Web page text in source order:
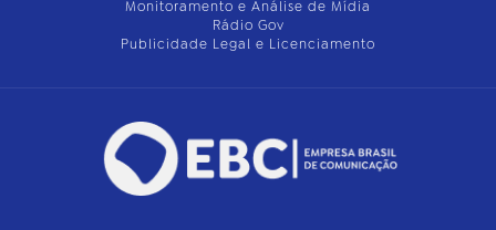
Monitoramento e Análise de Mídia
Rádio Gov
Publicidade Legal e Licenciamento